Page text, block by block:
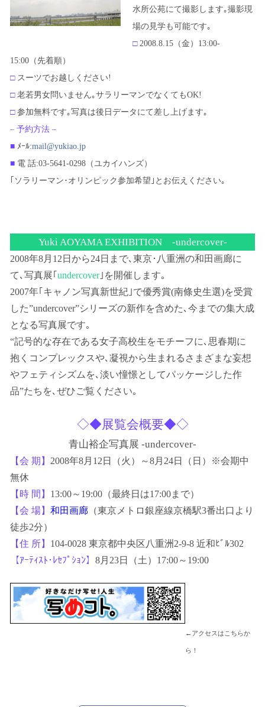
水所公苑にて撮影します｡撮影現
場の見学も可能です｡
□2008.8.15（金）13:00-
15:00（先着順）
□スーツでお越しください!
□老若男女問いません｡サラリーマンでなくてもOK!
□参加無料です｡写真は後日データにて差し上げます｡
– 予約方法 –
■ ﾒｰﾙ:mail@yukiao.jp
■ 電 話:03-5641-0298（ユカイハンズ）
｢ソラリーマン･オリンピック参加希望｣とお伝えください｡
Yuki AOYAMA EXHIBITION -undercover-
2008年8月12日から24日まで､東京･八重洲の和田画廊に
て､写真展｢ undercover｣を開催します｡
2007年｢キャノン写真新世紀｣で優秀賞(南條史生選)を受賞
した”undercover”シリーズの新作を含めた､今までの集大成
となる写真展です｡
“記号的な存在である女子高校生をモチーフに､思春期に
抱くコンプレックスや､凝視から生まれるさまざまな妄想
やフェティシズムを､淡い憧憬としてパッケージした作
品”たちを､ぜひご覧ください｡
◇◆展覧会概要◆◇
青山裕企写真展 -undercover-
【会 期】 2008年8月12日（火）～8月24日（日）※会期中
無休
【時 間】 13:00～19:00（最終日は17:00まで）
【会 場】 和田画廊 （東京メトロ銀座線京橋駅3番出口より
徒歩2分）
【住 所】 104-0028 東京都中央区八重洲2-9-8 近和ﾋﾞﾙ302
【ｱｰﾃｨｽﾄ･ﾚｾﾌﾟｼｮﾝ】 8月23日（土）17:00～19:00
←アクセスはこちらか
ら！